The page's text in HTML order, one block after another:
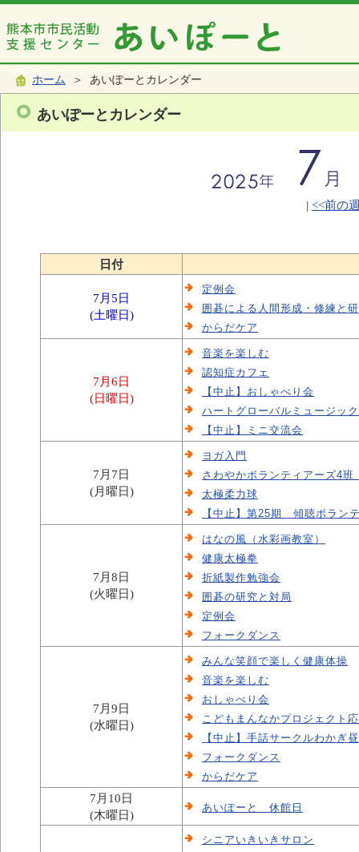
ホーム ＞ あいぽーとカレンダー
あいぽーとカレンダー
| <<前の
日付
7月5日
(土曜日)
定例会
囲碁による人間形成・修練と
からだケア
7月6日
(日曜日)
音楽を楽しむ
認知症カフェ
【中止】おしゃべり会
ハートグローバルミュージッ
【中止】ミニ交流会
7月7日
(月曜日)
ヨガ入門
さわやかボランティアーズ4
太極柔力球
【中止】第25期 傾聴ボラン
7月8日
(火曜日)
はなの風（水彩画教室）
健康太極拳
折紙製作勉強会
囲碁の研究と対局
定例会
フォークダンス
7月9日
(水曜日)
みんな笑顔で楽しく健康体操
音楽を楽しむ
おしゃべり会
こどもまんなかプロジェクト
【中止】手話サークルわかぎ
フォークダンス
からだケア
7月10日
(木曜日)
あいぽーと 休館日
シニアいきいきサロン